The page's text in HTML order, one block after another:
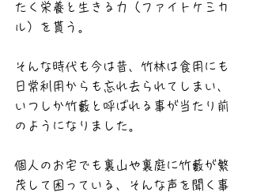
たく栄養と生きる力（ファイトケミカ
ル）を貰う。
そんな時代も今は昔、竹林は食用にも
日常利用からも忘れ去られてしまい、
いつしか竹藪と呼ばれる事が当たり前
のようになりました。
個人のお宅でも裏山や裏庭に竹藪が繁
茂して困っている、そんな声を聞く事